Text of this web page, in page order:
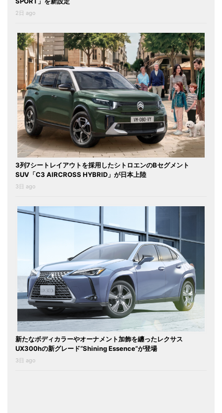
2日 ago
3列7シートレイアウトを採用したシトロエンのBセグメント
SUV「C3 AIRCROSS HYBRID」が日本上陸
3日 ago
新たなボディカラーやオーナメント加飾を纏ったレクサス
UX300hの新グレード“Shining Essence”が登場
3日 ago